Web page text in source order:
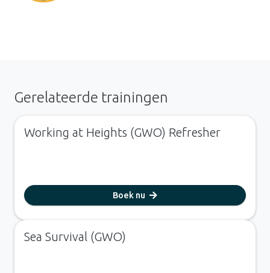
Gerelateerde trainingen
Working at Heights (GWO) Refresher
Boek nu
Sea Survival (GWO)